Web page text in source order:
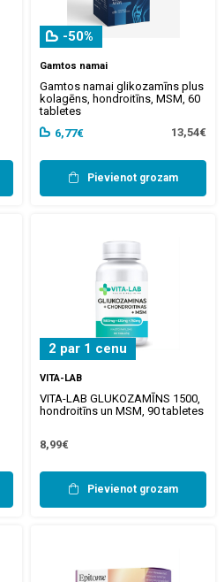
-50%
Gamtos namai
Gamtos namai glikozamīns plus
kolagēns, hondroitīns, MSM, 60
tabletes
6,77€
13,54€
Pievienot grozam
2 par 1 cenu
VITA-LAB
VITA-LAB GLUKOZAMĪNS 1500,
hondroitīns un MSM, 90 tabletes
8,99€
Pievienot grozam